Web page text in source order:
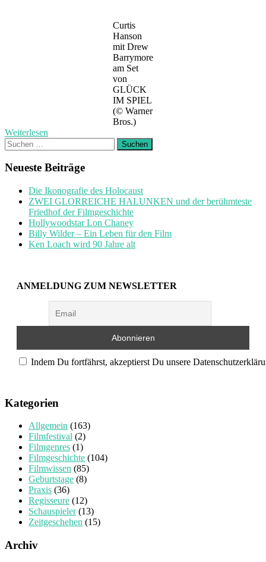
Curtis
Hanson
mit Drew
Barrymore
am Set
von
GLÜCK
IM SPIEL
(© Warner
Bros.)
Weiterlesen
Suchen
nach:
Neueste Beiträge
Die Ikonografie des Holocaust
ZWEI GLORREICHE HALUNKEN und der berühmteste
Friedhof der Filmgeschichte
Hollywoodstar Lon Chaney
Billy Wilder – Ein Leben für den Film
Ken Loach wird 90 Jahre alt
ANMELDUNG ZUM NEWSLETTER
Indem Du fortfährst, akzeptierst Du unsere
Kategorien
Allgemein (163)
Filmfestival (2)
Filmgenres (1)
Filmgeschichte (104)
Filmwissen (85)
Geburtstage (8)
Praxis (36)
Regisseure (12)
Schauspieler(13)
Zeitgeschehen (15)
Archiv